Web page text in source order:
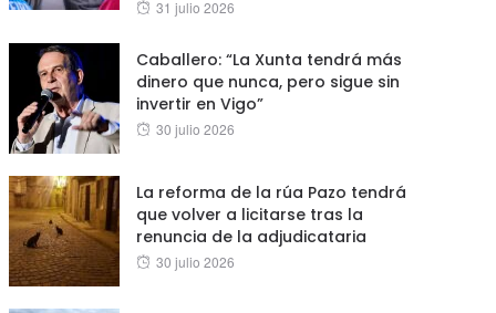
Posted
31 julio 2026
Caballero: “La Xunta tendrá más
dinero que nunca, pero sigue sin
invertir en Vigo”
Posted
30 julio 2026
La reforma de la rúa Pazo tendrá
que volver a licitarse tras la
renuncia de la adjudicataria
Posted
30 julio 2026